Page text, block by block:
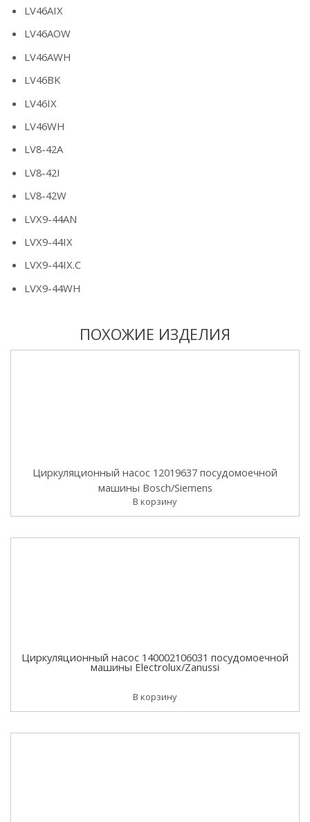
LV46AIX
LV46AOW
LV46AWH
LV46BK
LV46IX
LV46WH
LV8-42A
LV8-42I
LV8-42W
LVX9-44AN
LVX9-44IX
LVX9-44IX.C
LVX9-44WH
ПОХОЖИЕ ИЗДЕЛИЯ
Циркуляционный насос 12019637 посудомоечной
машины Bosch/Siemens
В корзину
Циркуляционный насос 140002106031 посудомоечной
машины Electrolux/Zanussi
В корзину